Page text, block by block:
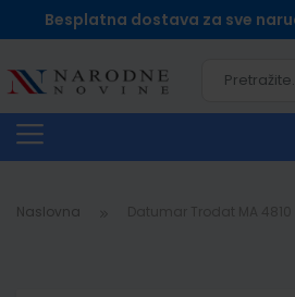
Besplatna dostava za sve
Naslovna